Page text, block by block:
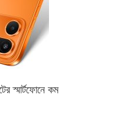
স্মার্টফোনে কম